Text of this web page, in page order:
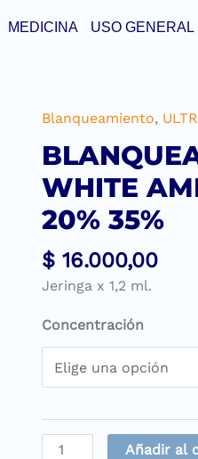
MEDICINA USO GENERAL
Blanqueamiento,
WHITE
20% 35%
$ 16.000,00
Jeringa x 1,2 ml.
Concentración
Añadir al